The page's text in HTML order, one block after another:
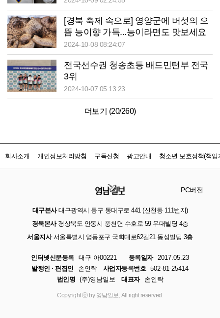
[경북 축제 속으로] 영양군에 버섯의 으
뜸 능이향 가득...능이라면도 맛보세요
2024-10-08 08:24:07
전국선수권 청송초등 배드민턴부 전국
3위
2024-10-07 05:13:23
더보기 (20/260)
회사소개 개인정보처리방침 구독신청 광고안내 청소년 보호정책(책임
PC버전
대구본사대구광역시 동구 동대구로 441 (신천동 111번지)
경북본사경상북도 안동시 풍천면 수호로 59 우대빌딩 4층
서울지사서울특별시 영등포구 국회대로62길21 동성빌딩 3층
인터넷신문등록 대구 아00221 등록일자
2017.05.23
발행인 · 편집인
손인락 사업자등록번호 502-81-25414
법인명 (주)영남일보 대표자 손인락
Copyright ⓒ by 영남일보, All right reserved.